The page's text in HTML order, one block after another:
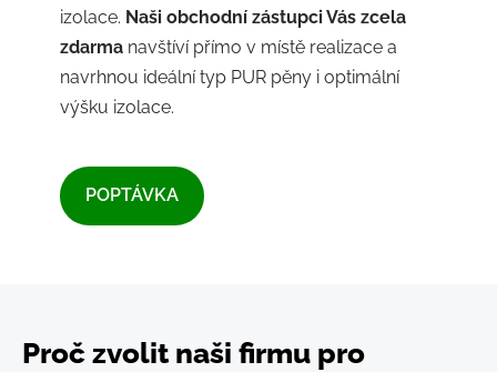
izolace. Naši obchodní zástupci Vás zcela
zdarmanavštíví přímo v místě realizace a
navrhnou ideální typ PUR pěny i optimální
výšku izolace.
​POPTÁVKA​
Proč zvolit naši firmu pro